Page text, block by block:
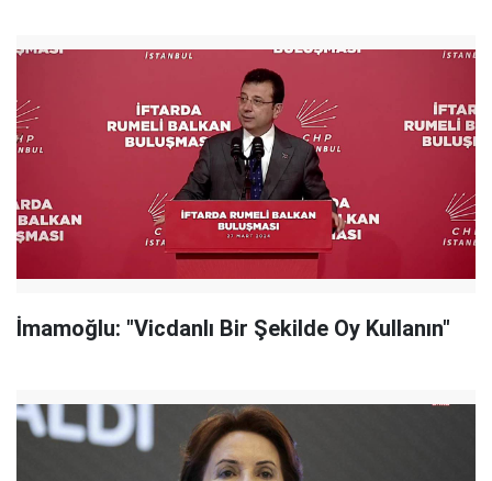
İmamoğlu: "Vicdanlı Bir Şekilde Oy Kullanın"